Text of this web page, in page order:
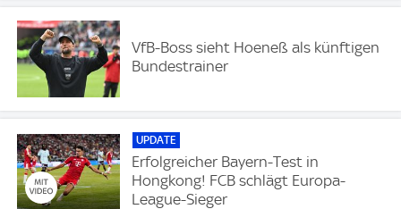
VfB-Boss sieht Hoeneß als künftigen
Bundestrainer
UPDATE
Erfolgreicher Bayern-Test in
Hongkong! FCB schlägt Europa-
League-Sieger